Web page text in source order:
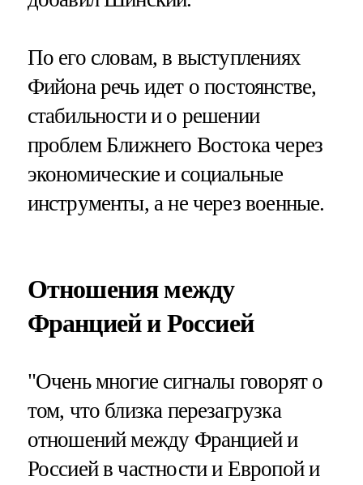
По его словам, в выступлениях
Фийона речь идет о постоянстве,
стабильности и о решении
проблем Ближнего Востока через
экономические и социальные
инструменты, а не через военные.
Отношения между
Францией и Россией
"Очень многие сигналы говорят о
том, что близка перезагрузка
отношений между Францией и
Россией в частности и Европой и